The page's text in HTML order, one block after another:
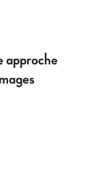
approche